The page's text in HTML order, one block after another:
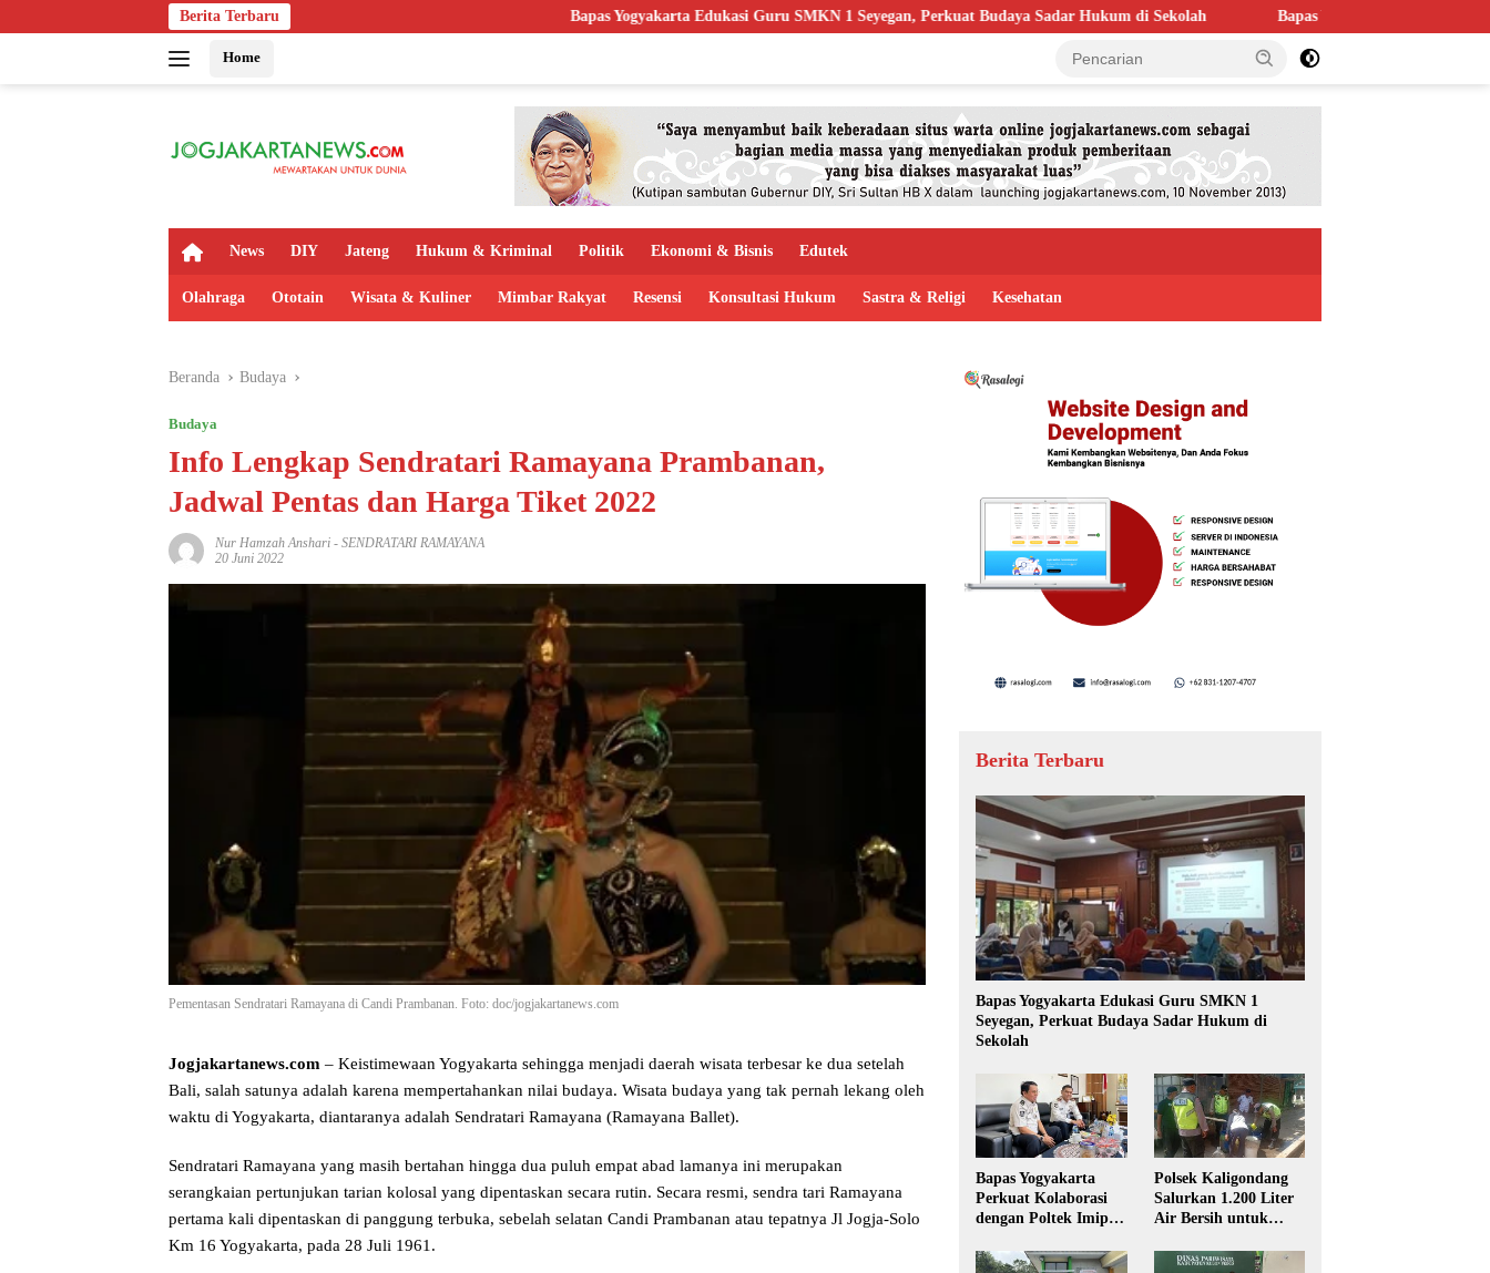
ke
Berita Terbaru Bapas Yogyakarta Edukasi Guru SMKN 1 Seyegan, Perkuat Budaya Sadar Hukum di Sekolah Bapas Yogyakarta Perkuat Kolaborasi dengan Poltek
Home
H
m
News DIY Jateng Hukum & Kriminal Politik Ekonomi & Bisnis Edutek
Olahraga Ototain Wisata & Kuliner Mimbar Rakyat Resensi Konsultasi Hukum Sastra & Religi Kesehatan
Beranda Budaya
Budaya
Info Lengkap Sendratari Ramayana Prambanan,
Jadwal Pentas dan Harga Tiket 2022
Nur Hamzah Anshari - SENDRATARI RAMAYANA
20 Juni 2022
Pementasan Sendratari Ramayana di Candi Prambanan. Foto: doc/jogjakartanews.com
Jogjakartanews.com – Keistimewaan Yogyakarta sehingga menjadi daerah wisata terbesar ke dua setelah
Bali, salah satunya adalah karena mempertahankan nilai budaya. Wisata budaya yang tak pernah lekang oleh
waktu di Yogyakarta, diantaranya adalah Sendratari Ramayana (Ramayana Ballet).
Sendratari Ramayana yang masih bertahan hingga dua puluh empat abad lamanya ini merupakan
serangkaian pertunjukan tarian kolosal yang dipentaskan secara rutin. Secara resmi, sendra tari Ramayana
pertama kali dipentaskan di panggung terbuka, sebelah selatan Candi Prambanan atau tepatnya Jl Jogja-Solo
Km 16 Yogyakarta, pada 28 Juli 1961.
Berita Terbaru
Bapas Yogyakarta Edukasi Guru SMKN 1
Seyegan, Perkuat Budaya Sadar Hukum di
Sekolah
Bapas Yogyakarta
Perkuat Kolaborasi
dengan Poltek Imipas,
Magang Taruna
Polsek Kaligondang
Salurkan 1.200 Liter
Air Bersih untuk
Kekeringan di